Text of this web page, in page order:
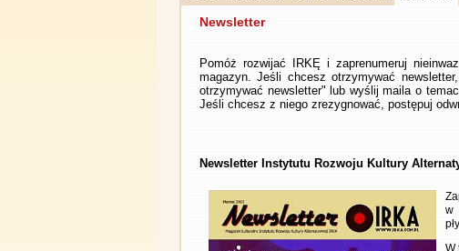
Newsletter
Pomóż rozwijać IRKĘ i zaprenumeruj
magazyn. Jeśli chcesz otrzymywać
otrzymywać newsletter" lub wyślij maila o
Jeśli chcesz z niego zrezygnować, postępuj
Newsletter Instytutu Rozwoju Kultury
w
W